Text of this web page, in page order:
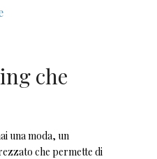
che
una moda, un
che permette di